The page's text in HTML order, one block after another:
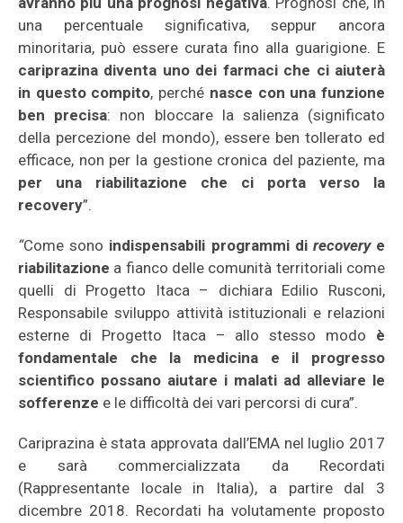
una percentuale significativa, seppur ancora
minoritaria, può essere curata fino alla guarigione. E
cariprazina diventa uno dei farmaci che ci aiuterà
in questo compito, perché nasce con una funzione
ben precisa: non bloccare la salienza (significato
della percezione del mondo), essere ben tollerato ed
efficace, non per la gestione cronica del paziente, ma
per una riabilitazione che ci porta verso la
recovery”.
“Come sono indispensabili programmi di recoverye
riabilitazione a fianco delle comunità territoriali come
quelli di Progetto Itaca – dichiara Edilio Rusconi,
Responsabile sviluppo attività istituzionali e relazioni
esterne di Progetto Itaca – allo stesso modo è
fondamentale che la medicina e il progresso
scientifico possano aiutare i malati ad alleviare le
sofferenze e le difficoltà dei vari percorsi di cura”.
Cariprazina è stata approvata dall’EMA nel luglio 2017
e sarà commercializzata da Recordati
(Rappresentante locale in Italia), a partire dal 3
dicembre 2018. Recordati ha volutamente proposto